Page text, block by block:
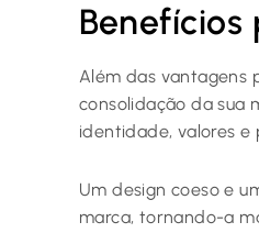
Além das vantagens
consolidação da sua
identidade, valores e
Um design coeso e
marca, tornando-a